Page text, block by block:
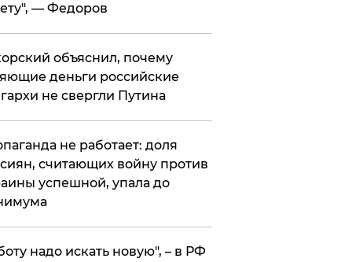
— Федоров
объяснил, почему
деньги российские
не свергли Путина
не работает: доля
считающих войну против
успешной, упала до
надо искать новую", – в РФ